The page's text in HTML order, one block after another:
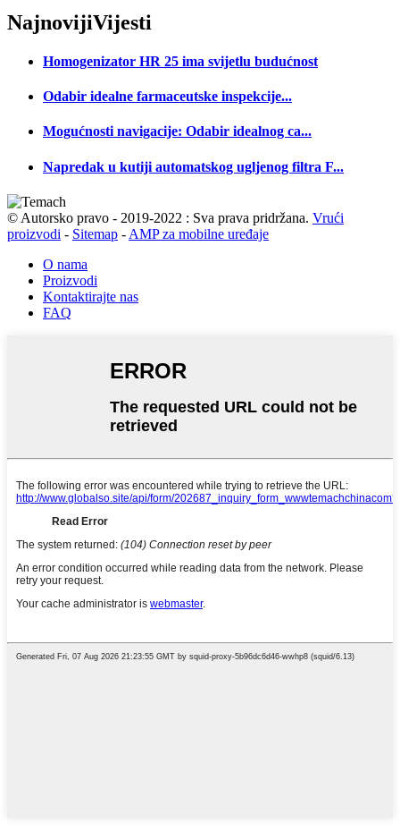
NajnovijiVijesti
Homogenizator HR 25 ima svijetlu budućnost
Odabir idealne farmaceutske inspekcije...
Mogućnosti navigacije: Odabir idealnog ca...
Napredak u kutiji automatskog ugljenog filtra F...
© Autorsko pravo - 2019-2022 : Sva prava pridržana. Vrući
proizvodi - Sitemap - AMP za mobilne uređaje
O nama
Proizvodi
Kontaktirajte nas
FAQ